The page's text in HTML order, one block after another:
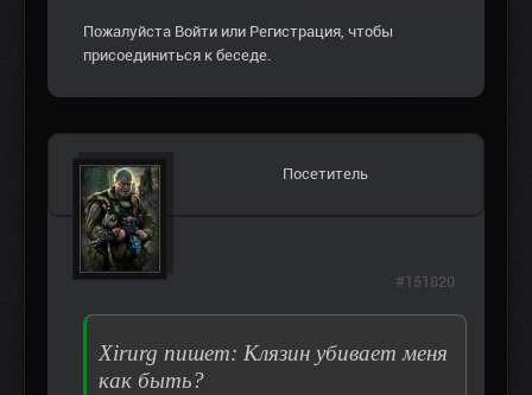
Пожалуйста Войти или Регистрация, чтобы
присоединиться к беседе.
Посетитель
Xirurg пишет: Клязин убивает меня
как быть?
#151820